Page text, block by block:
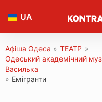
UA
Афіша Одеса » ТЕАТР »
Одеський академічний
Василька
» Емігранти